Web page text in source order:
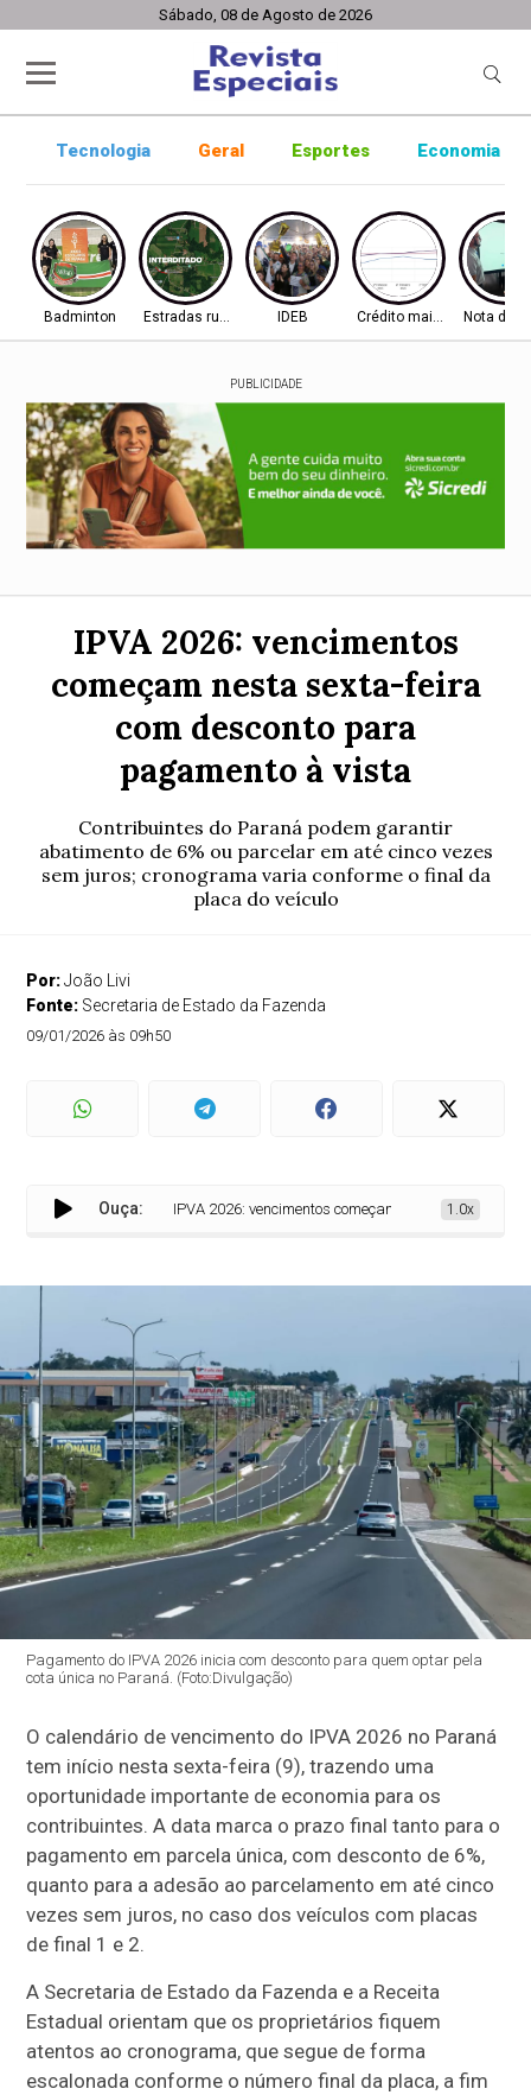
Sábado, 08 de Agosto de 2026
Tecnologia Geral Esportes Economia
Badminton Estradas rurais IDEB Crédito mais difícilNota do
PUBLICIDADE
IPVA 2026: vencimentos
começam nesta sexta-feira
com desconto para
pagamento à vista
Contribuintes do Paraná podem garantir
abatimento de 6% ou parcelar em até cinco vezes
sem juros; cronograma varia conforme o final da
placa do veículo
Por:João Livi
Fonte: Secretaria de Estado da Fazenda
09/01/2026 às 09h50
Ouça: IPVA 2026: vencimentos começam nesta sexta-feira
1.0x
Pagamento do IPVA 2026 inicia com desconto para quem optar pela
cota única no Paraná. (Foto:Divulgação)
O calendário de vencimento do IPVA 2026 no Paraná
tem início nesta sexta-feira (9), trazendo uma
oportunidade importante de economia para os
contribuintes. A data marca o prazo final tanto para o
pagamento em parcela única, com desconto de 6%,
quanto para a adesão ao parcelamento em até cinco
vezes sem juros, no caso dos veículos com placas
de final 1 e 2.
A Secretaria de Estado da Fazenda e a Receita
Estadual orientam que os proprietários fiquem
atentos ao cronograma, que segue de forma
escalonada conforme o número final da placa, a fim